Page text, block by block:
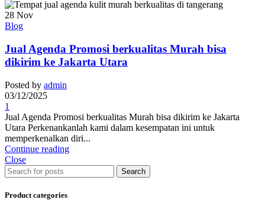
28 Nov
Blog
Jual Agenda Promosi berkualitas Murah bisa
dikirim ke Jakarta Utara
Posted by admin
03/12/2025
1
Jual Agenda Promosi berkualitas Murah bisa dikirim ke Jakarta
Utara Perkenankanlah kami dalam kesempatan ini untuk
memperkenalkan diri...
Continue reading
Close
Search
Product categories